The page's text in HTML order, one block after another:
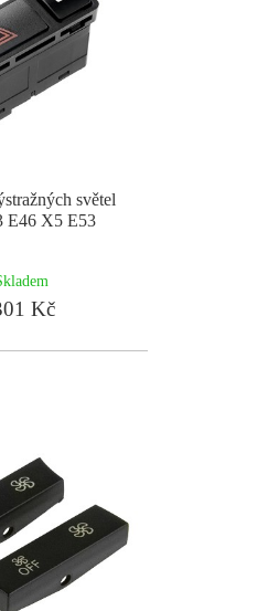
světel
E46 X5 E53
Kč